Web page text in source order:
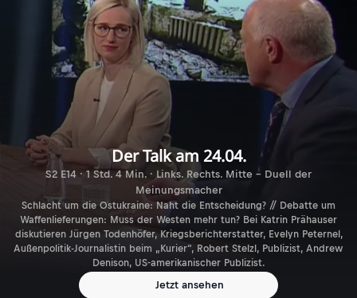
Der Talk am 24.04.
S2 E14 · 1 Std. 4 Min. · Links. Rechts. Mitte - Duell der
Meinungsmacher
Schlacht um die Ostukraine: Naht die Entscheidung? // Debatte um
Waffenlieferungen: Muss der Westen mehr tun? Bei Katrin Prähauser
diskutieren Jürgen Todenhöfer, Kriegsberichterstatter, Evelyn Peternel,
Außenpolitik-Journalistin beim „Kurier“, Robert Stelzl, Publizist, Andrew
Denison, US-amerikanischer Publizist.
Jetzt ansehen